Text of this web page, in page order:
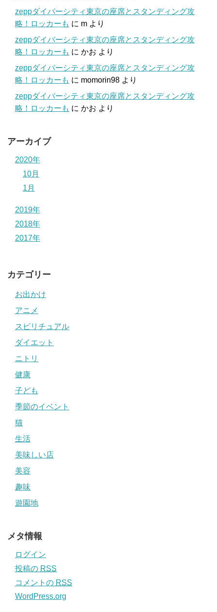
zeppダイバーシティ東京の座席とスタンディング攻
略！ロッカーも に m より
zeppダイバーシティ東京の座席とスタンディング攻
略！ロッカーも に かお より
zeppダイバーシティ東京の座席とスタンディング攻
略！ロッカーも に momorin98 より
zeppダイバーシティ東京の座席とスタンディング攻
略！ロッカーも に かお より
アーカイブ
2020年
10月
1月
2019年
2018年
2017年
カテゴリー
お出かけ
アニメ
スピリチュアル
ダイエット
ニトリ
健康
子ども
季節のイベント
猫
生活
美味しい店
美容
趣味
遊園地
メタ情報
ログイン
投稿の RSS
コメントの RSS
WordPress.org